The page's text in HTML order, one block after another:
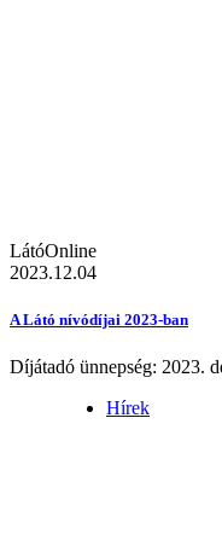
LátóOnline
2023.12.04
A Látó nívódíjai 2023-ban
Díjátadó ünnepség: 2023.
Hírek